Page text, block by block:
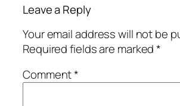
Leave a Reply
Your email address will not be
Required fields are marked*
Comment*